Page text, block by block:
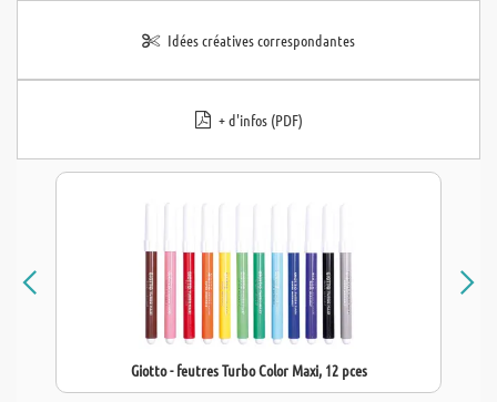
Idées créatives correspondantes
+ d'infos (PDF)
Giotto - feutres Turbo Color Maxi, 12 pces